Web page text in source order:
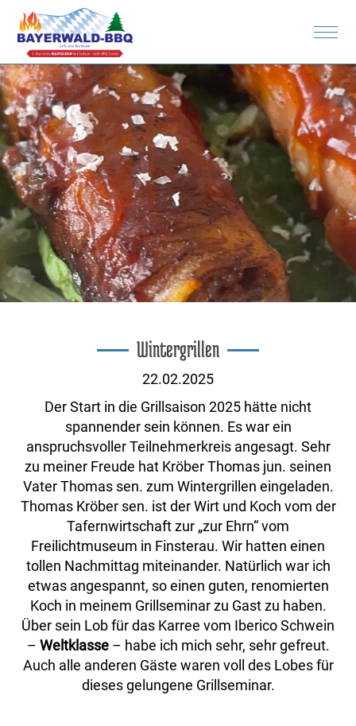
Rezepte
Spenden
Bilder
Wintergrillen
22.02.2025
Der Start in die Grillsaison 2025 hätte nicht
spannender sein können. Es war ein
anspruchsvoller Teilnehmerkreis angesagt. Sehr
zu meiner Freude hat Kröber Thomas jun. seinen
Vater Thomas sen. zum Wintergrillen eingeladen.
Thomas Kröber sen. ist der Wirt und Koch vom der
Tafernwirtschaft zur „zur Ehrn“ vom
Freilichtmuseum in Finsterau. Wir hatten einen
tollen Nachmittag miteinander. Natürlich war ich
etwas angespannt, so einen guten, renomierten
Koch in meinem Grillseminar zu Gast zu haben.
Über sein Lob für das Karree vom Iberico Schwein
– Weltklasse– habe ich mich sehr, sehr gefreut.
Auch alle anderen Gäste waren voll des Lobes für
dieses gelungene Grillseminar.